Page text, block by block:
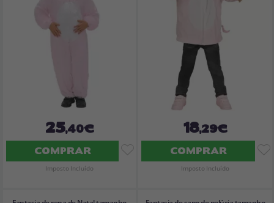
25,40€
COMPRAR
Imposto Incluído
18,29€
COMPRAR
Imposto Incluído